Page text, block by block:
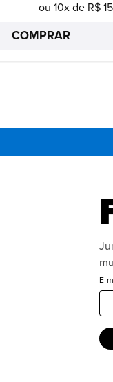
ou 10x de R$
COMPRAR
E-